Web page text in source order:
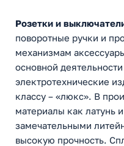
Розетки и
поворотные ручки и
механизмам
основной деятельности
электротехнические
классу – «люкс». В
материалы как латунь
замечательными
высокую прочность.